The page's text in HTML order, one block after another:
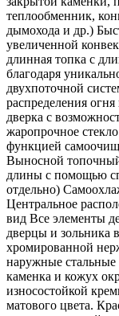
теплообменник,
дымохода и др.)
увеличенной
длинная топка с
благодаря
двухпоточной
распределения
дверка с
жаропрочное
функцией
Выносной
длины с помощью
отдельно)
Центральное
вид Все элементы
дверцы и зольника
хромированной
наружные стальные
каменка и кожух
износостойкой
матового цвета.